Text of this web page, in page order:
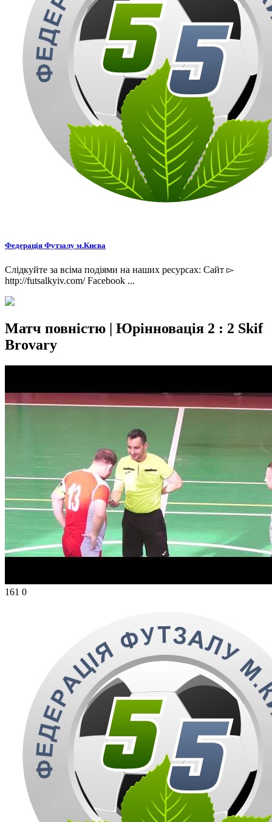
Федерація Футзалу м.Києва
Слідкуйте за всіма подіями на наших ресурсах: Сайт ▻
http://futsalkyiv.com/ Facebook ...
Матч повністю | Юрінновація 2 : 2 Skif
Brovary
161 0